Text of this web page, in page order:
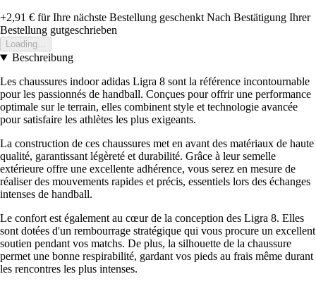
+2,91 € für Ihre nächste Bestellung geschenkt Nach Bestätigung Ihrer
Bestellung gutgeschrieben
Loading...
Beschreibung
Les chaussures indoor adidas Ligra 8 sont la référence incontournable
pour les passionnés de handball. Conçues pour offrir une performance
optimale sur le terrain, elles combinent style et technologie avancée
pour satisfaire les athlètes les plus exigeants.
La construction de ces chaussures met en avant des matériaux de haute
qualité, garantissant légèreté et durabilité. Grâce à leur semelle
extérieure offre une excellente adhérence, vous serez en mesure de
réaliser des mouvements rapides et précis, essentiels lors des échanges
intenses de handball.
Le confort est également au cœur de la conception des Ligra 8. Elles
sont dotées d'un rembourrage stratégique qui vous procure un excellent
soutien pendant vos matchs. De plus, la silhouette de la chaussure
permet une bonne respirabilité, gardant vos pieds au frais même durant
les rencontres les plus intenses.